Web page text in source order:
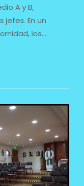
A y B,
En un
los…